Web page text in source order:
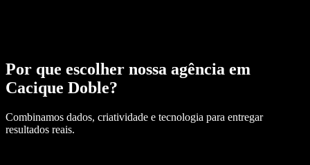
Por que escolher nossa agência em
Cacique Doble?
Combinamos dados, criatividade e tecnologia para entregar
resultados reais.